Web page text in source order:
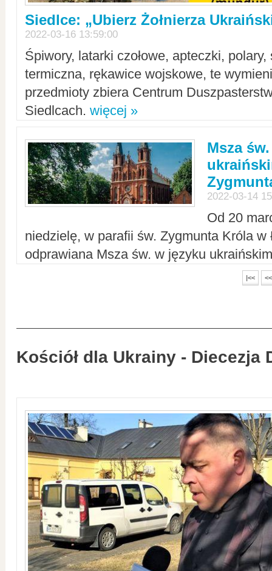
Siedlce: „Ubierz Żołnierza
2022-03-16 13:59:00
Śpiwory, latarki czołowe, apteczki,
termiczna, rękawice wojskowe, te
przedmioty zbiera Centrum
Siedlcach. więcej »
Msza
2022-03-14
Od 20
niedzielę, w parafii św. Zygmunta Króla w
odprawiana Msza św. w języku
|<< <<
Kościół dla Ukrainy - Diecezja